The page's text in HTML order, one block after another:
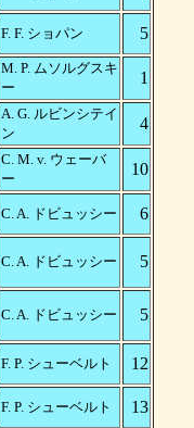
F. F. ショパン 5
M. P. ムソルグスキ
ー
1
A. G. ルビンシテイ
ン
4
C. M. v. ウェーバ
ー
10
C. A. ドビュッシー 6
C. A. ドビュッシー 5
C. A. ドビュッシー 5
F. P. シューベルト 12
F. P. シューベルト 13